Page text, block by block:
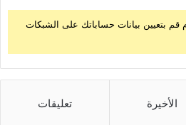
بتعيين بيانات حساباتك على الشبكات
الأخيرة تعليقات